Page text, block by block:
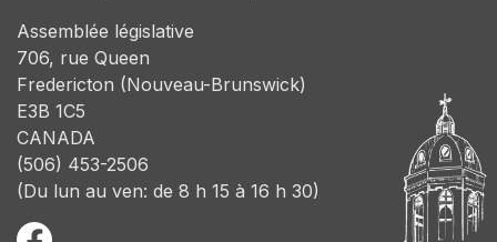
Assemblée législative
706, rue Queen
Fredericton (Nouveau-Brunswick)
E3B 1C5
CANADA
(506) 453-2506
(Du lun au ven: de 8 h 15 à 16 h 30)